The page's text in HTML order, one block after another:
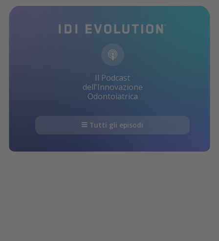
Il Podcast
dell'Innovazione
Odontoiatrica
Tutti gli episodi